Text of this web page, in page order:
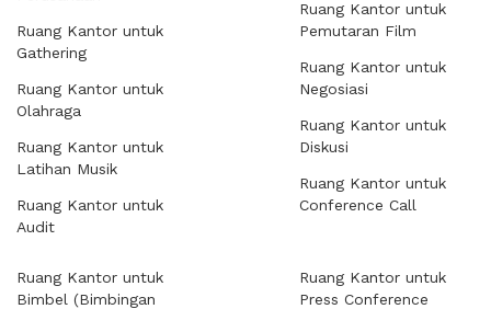
Ruang Kantor untuk
Gathering
Ruang Kantor untuk
Olahraga
Ruang Kantor untuk
Latihan Musik
Ruang Kantor untuk
Audit
Ruang Kantor untuk
Pemutaran Film
Ruang Kantor untuk
Negosiasi
Ruang Kantor untuk
Diskusi
Ruang Kantor untuk
Conference Call
Ruang Kantor untuk
Bimbel (Bimbingan
Ruang Kantor untuk
Press Conference